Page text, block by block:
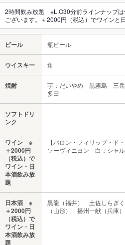
2時間飲み放題 ※L.O30分前ラインナップ
ございます。＋2000円（税込）でワインと
ビール 瓶ビール
ウイスキー 角
焼酎
芋：だいやめ 黒霧島 三岳
多田
ソフトドリ
ンク
ワイン ※
＋2000円
（税込）で
ワイン・日
本酒飲み放
題
【バロン・フィリップ・ド
ソーヴィニヨン 白：シャ
日本酒 ※
＋2000円
（税込）で
ワイン・日
本酒飲み放
題
黒龍（福井） 土佐しらぎ
（山形） 播州一献（兵庫）